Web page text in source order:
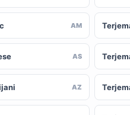
AM
AS
AZ